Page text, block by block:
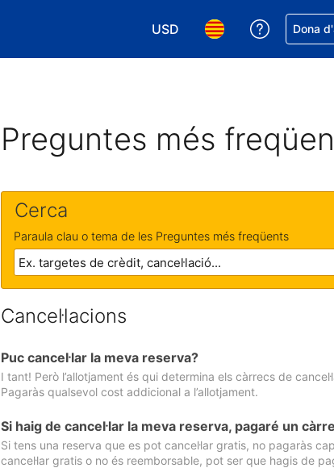
USD
Tria la moneda. La moneda
Tria l'idioma.
RepDona
Preguntes més
Cerca
Paraula clau o tema de les Preguntes més freqüents
Cancel·lacions
Puc cancel·lar la meva reserva?
I tant! Però l’allotjament és qui determina els càrrecs de
Pagaràs qualsevol cost addicional a l’allotjament.
Si haig de cancel·lar la meva reserva, pagaré un
Si tens una reserva que es pot cancel·lar gratis, no pagaràs
cancel·lar gratis o no és reemborsable, pot ser que hagis de